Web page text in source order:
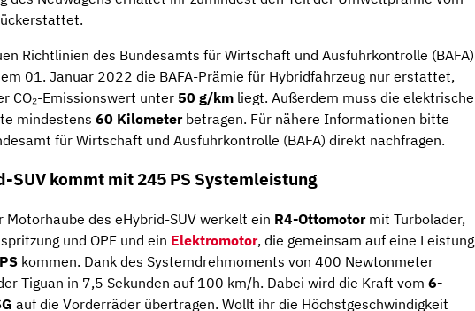
Richtlinien des Bundesamts für Wirtschaft und Ausfuhrkontrolle (BAFA)
01. Januar 2022 die BAFA-Prämie für Hybridfahrzeug nur erstattet,
CO₂-Emissionswert unter 50 g/km liegt. Außerdem muss die elektrische
mindestens 60 Kilometerbetragen. Für nähere Informationen bitte
für Wirtschaft und Ausfuhrkontrolle (BAFA) direkt nachfragen.
SUV kommt mit 245 PS Systemleistung
Motorhaube des eHybrid-SUV werkelt ein R4-Ottomotormit Turbolader,
und OPF und ein Elektromotor, die gemeinsam auf eine Leistung
kommen. Dank des Systemdrehmoments von 400 Newtonmeter
Tiguan in 7,5 Sekunden auf 100 km/h. Dabei wird die Kraft vom 6-
auf die Vorderräder übertragen. Wollt ihr die Höchstgeschwindigkeit